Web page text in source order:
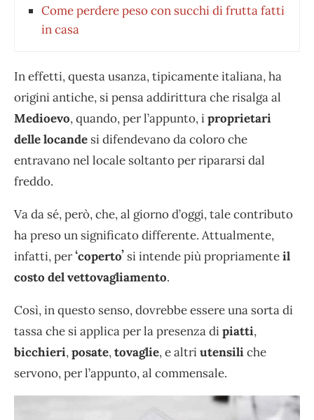
Come perdere peso con succhi di frutta fatti
in casa
In effetti, questa usanza, tipicamente italiana, ha
origini antiche, si pensa addirittura che risalga al
Medioevo, quando, per l’appunto, iproprietari
delle locande si difendevano da coloro che
entravano nel locale soltanto per ripararsi dal
freddo.
Va da sé, però, che, al giorno d’oggi, tale contributo
ha preso un significato differente. Attualmente,
infatti, perʻcopertoʼ si intende più propriamenteil
costo del vettovagliamento.
Così, in questo senso, dovrebbe essere una sorta di
tassa che si applica per la presenza dipiatti,
bicchieri,posate,tovaglie, e altriutensiliche
servono, per l’appunto, al commensale.